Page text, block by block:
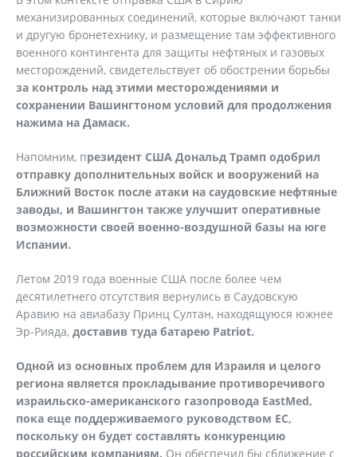
механизированных соединений, которые включают танки
и другую бронетехнику, и размещение там эффективного
военного контингента для защиты нефтяных и газовых
месторождений, свидетельствует об обострении борьбы
за контроль над этими месторождениями и
сохранении Вашингтоном условий для продолжения
нажима на Дамаск.
Напомним, президент США Дональд Трамп одобрил
отправку дополнительных войск и вооружений на
Ближний Восток после атаки на саудовские нефтяные
заводы, и Вашингтон также улучшит оперативные
возможности своей военно-воздушной базы на юге
Испании.
Летом 2019 года военные США после более чем
десятилетнего отсутствия вернулись в Саудовскую
Аравию на авиабазу Принц Султан, находящуюся южнее
Эр-Рияда, доставив туда батарею Patriot.
Одной из основных проблем для Израиля и целого
региона является прокладывание противоречивого
израильско-американского газопровода EastMed,
пока еще поддерживаемого руководством ЕС,
поскольку он будет составлять конкуренцию
российским компаниям. Он обеспечил бы сближение с